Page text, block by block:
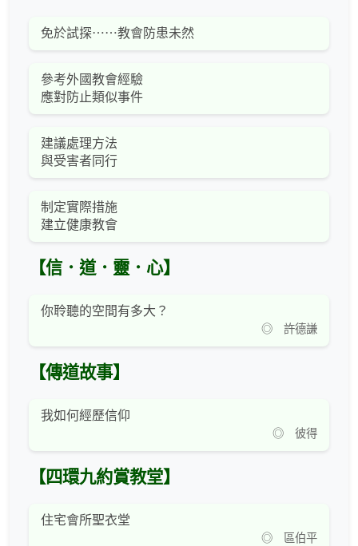
免於試探⋯⋯教會防患未然
參考外國教會經驗
應對防止類似事件
建議處理方法
與受害者同行
制定實際措施
建立健康教會
【信．道．靈．心】
你聆聽的空間有多大？
◎ 許德謙
【傳道故事】
我如何經歷信仰
◎ 彼得
【四環九約賞教堂】
住宅會所聖衣堂
◎ 區伯平